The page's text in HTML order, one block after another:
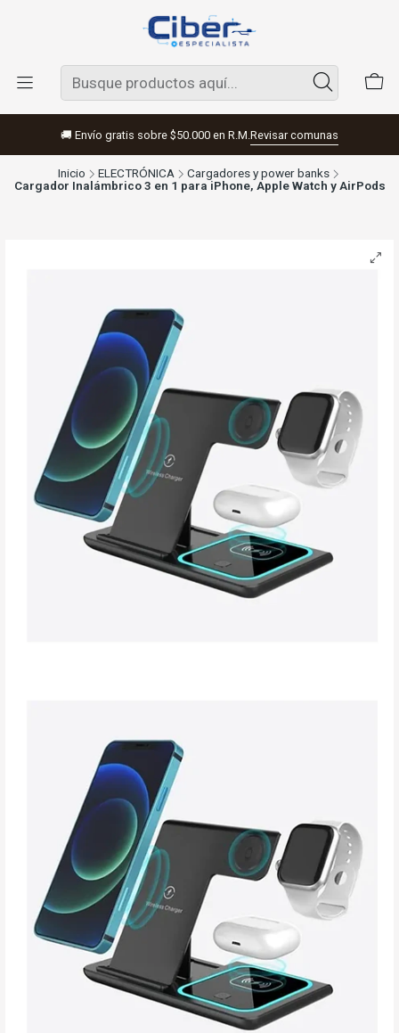
🚚 Envío gratis sobre $50.000 en R.M. Revisar comunas
Inicio ELECTRÓNICA
Cargadores y power banks
Cargador Inalámbrico 3 en 1 para iPhone, Apple Watch y AirPods